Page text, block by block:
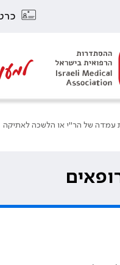
עמדה של הר"י או הלשכה לאתיקה